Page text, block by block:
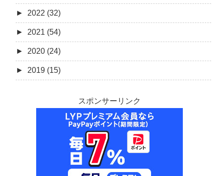
► 2022 (32)
► 2021 (54)
► 2020 (24)
► 2019 (15)
スポンサーリンク